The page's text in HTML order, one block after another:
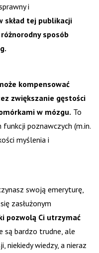
i
skład tej publikacji
sposób
kompensować
zwiększanie gęstości
w mózgu. To
poznawczych (m.in.
myślenia i
swoją emeryturę,
zasłużonym
pozwolą Ci utrzymać
są bardzo trudne, ale
niekiedy wiedzy, a nieraz